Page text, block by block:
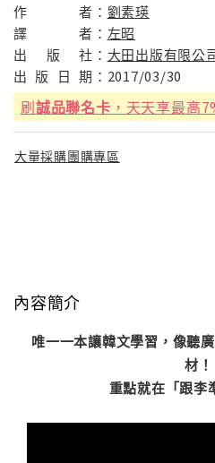
作 者： 劉素瑛
譯
者： 左昭
出
版 社： 大田出版有限公
出 版 日 期： 2017/03/30
刷誠品聯名卡 ，天天享最高
大量採購團購專區
內容簡介
唯一一本讓韓文學習，像聽
材！
重點就在「跟李